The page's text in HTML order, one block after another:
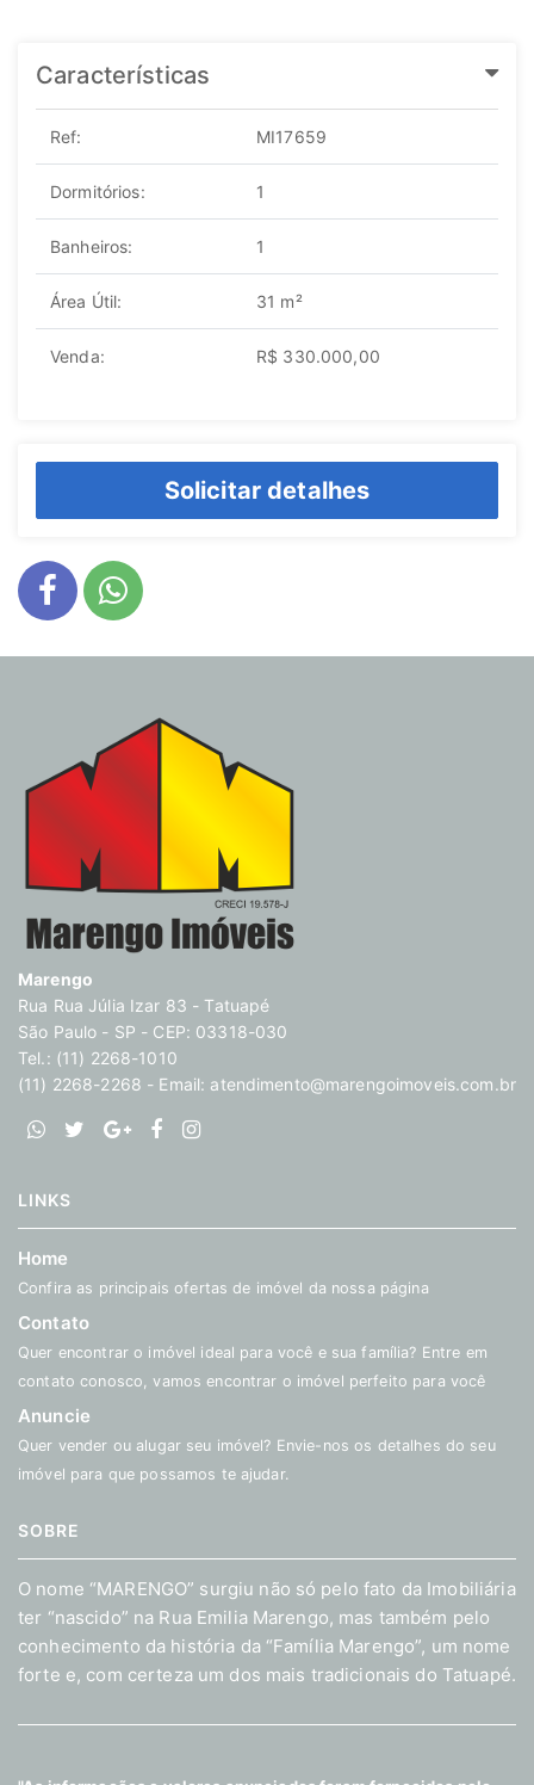
Características
Ref: MI17659
Dormitórios: 1
Banheiros: 1
Área Útil: 31 m²
Venda: R$ 330.000,00
Solicitar detalhes
Marengo
Rua Rua Júlia Izar 83 - Tatuapé
São Paulo - SP - CEP: 03318-030
Tel.: (11) 2268-1010
(11) 2268-2268 - Email: atendimento@marengoimoveis.com.br
LINKS
Home
Confira as principais ofertas de imóvel da nossa página
Contato
Quer encontrar o imóvel ideal para você e sua família? Entre em
contato conosco, vamos encontrar o imóvel perfeito para você
Anuncie
Quer vender ou alugar seu imóvel? Envie-nos os detalhes do seu
imóvel para que possamos te ajudar.
SOBRE
O nome “MARENGO” surgiu não só pelo fato da Imobiliária
ter “nascido” na Rua Emilia Marengo, mas também pelo
conhecimento da história da “Família Marengo”, um nome
forte e, com certeza um dos mais tradicionais do Tatuapé.